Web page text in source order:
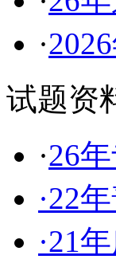
·
试题资
·26
·22
·21